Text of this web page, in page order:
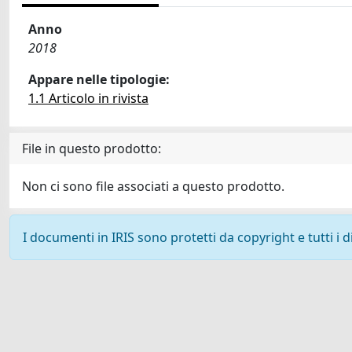
Anno
2018
Appare nelle tipologie:
1.1 Articolo in rivista
File in questo prodotto:
Non ci sono file associati a questo prodotto.
I documenti in IRIS sono protetti da copyright e tutti i